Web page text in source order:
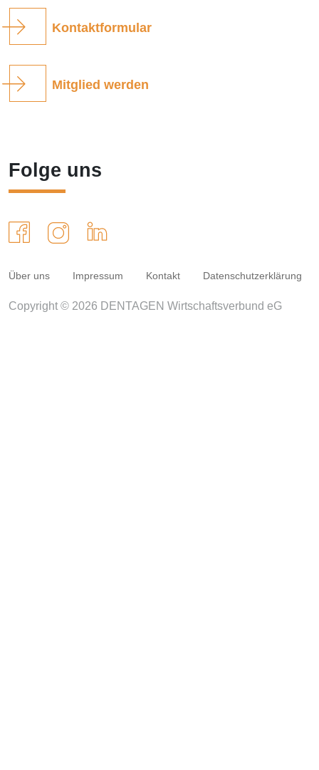
Kontaktformular
Mitglied werden
Folge uns
Über uns Impressum Kontakt Datenschutzerklärung
Copyright © 2026 DENTAGEN Wirtschaftsverbund eG